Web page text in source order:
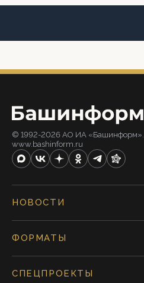
© 1992-2026 АО ИА «Башинформ».
www.bashinform.ru
НОВОСТИ
ФОРМАТЫ
СПЕЦПРОЕКТЫ